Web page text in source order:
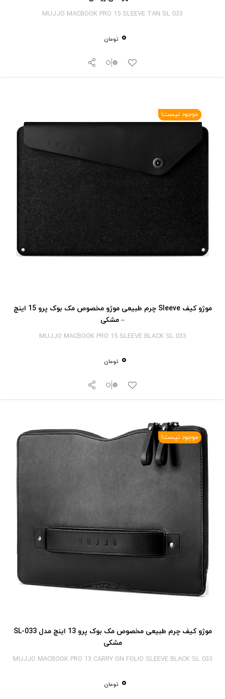
MUJJO MACBOOK PRO 15 SLEEVE TAN SL 033
0 تومان
موجود نیست!
موژو کیف Sleeve چرم طبیعی موژو مخصوص مک بوک پرو 15 اینچ
– مشکی
MUJJO MACBOOK PRO 15 SLEEVE BLACK SL 033
0 تومان
موجود نیست!
موژو کیف چرم طبیعی مخصوص مک بوک پرو 13 اینچ مدل SL-033
مشکی
MUJJO MACBOOK PRO 13 CARRY ON FOLIO SLEEVE BLACK SL 033
0 تومان